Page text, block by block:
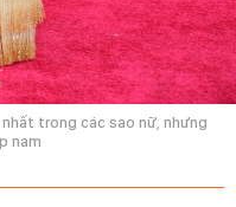
trong các sao nữ, nhưng
nam